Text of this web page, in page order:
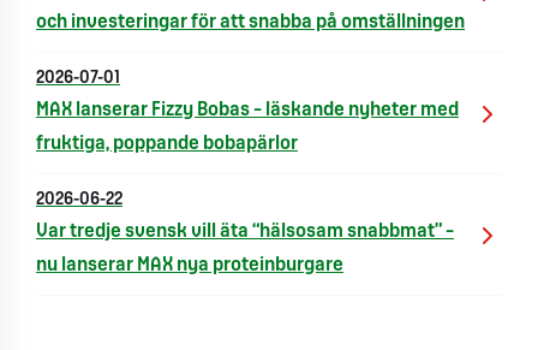
och investeringar för att snabba på omställningen
2026-07-01
MAX lanserar Fizzy Bobas – läskande nyheter med
fruktiga, poppande bobapärlor
2026-06-22
Var tredje svensk vill äta “hälsosam snabbmat” –
nu lanserar MAX nya proteinburgare